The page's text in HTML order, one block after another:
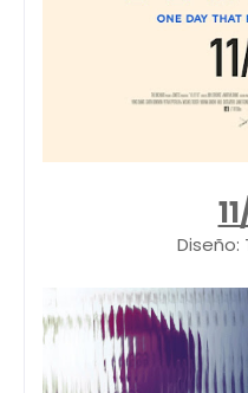
Diseño: